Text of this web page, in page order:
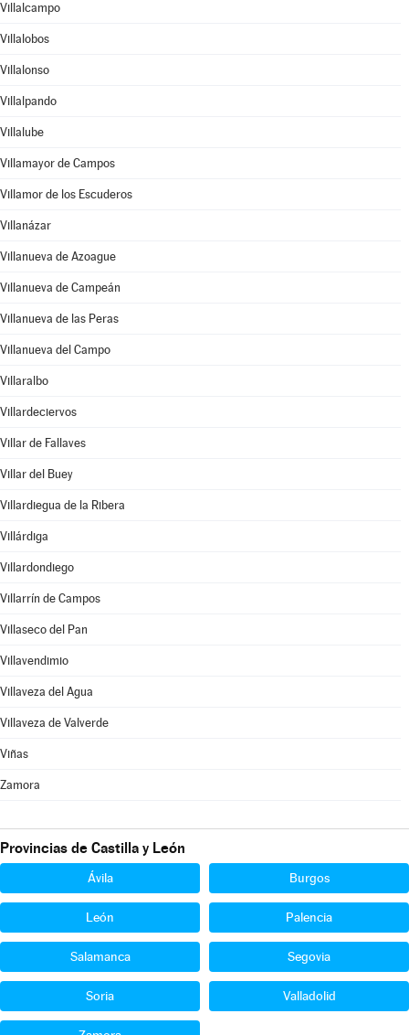
Villalcampo
Villalobos
Villalonso
Villalpando
Villalube
Villamayor de Campos
Villamor de los Escuderos
Villanázar
Villanueva de Azoague
Villanueva de Campeán
Villanueva de las Peras
Villanueva del Campo
Villaralbo
Villardeciervos
Villar de Fallaves
Villar del Buey
Villardiegua de la Ribera
Villárdiga
Villardondiego
Villarrín de Campos
Villaseco del Pan
Villavendimio
Villaveza del Agua
Villaveza de Valverde
Viñas
Zamora
Provincias de Castilla y León
Ávila Burgos
León Palencia
Salamanca Segovia
Soria Valladolid